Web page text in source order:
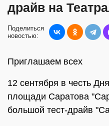
драйв на
Поделиться
новостью:
Приглашаем всех
12 сентября в честь
площади Саратова
большой тест-драйв